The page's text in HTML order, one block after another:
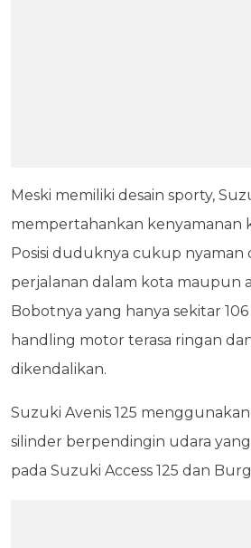
Meski memiliki desain sporty,
mempertahankan kenyamanan
Posisi duduknya cukup
perjalanan dalam kota maupun
Bobotnya yang hanya sekitar
handling motor terasa ringan
dikendalikan.
Suzuki Avenis 125 menggunakan
silinder berpendingin udara
pada Suzuki Access 125 dan